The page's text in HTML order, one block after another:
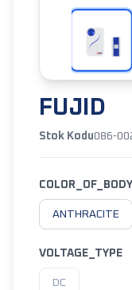
FUJID
Stok Kodu086-
COLOR_OF_BODY
ANTHRACITE
VOLTAGE_TYPE
DC